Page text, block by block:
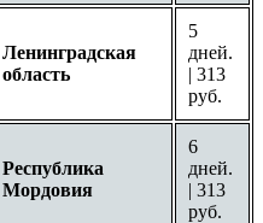
Ленинградская
область
5
дней.
| 313
руб.
Республика
Мордовия
6
дней.
| 313
руб.